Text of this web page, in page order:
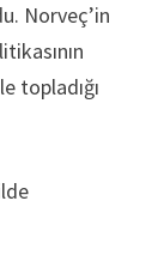
Norveç’in
topladığı